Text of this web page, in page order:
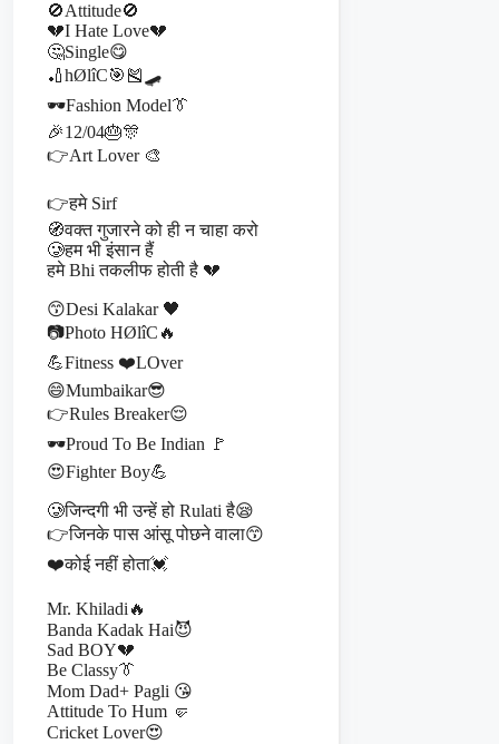
🚫Attitude🚫
💔I Hate Love💔
🤔Single😋
🏏hØlîC🎯🎽🛹
🕶️Fashion Model👔
🎉12/04🎂🎊
👉Art Lover 🎨
👉हमे Sirf
🧭वक्त गुजारने को ही न चाहा करो
🥲हम भी इंसान हैं
हमे Bhi तकलीफ होती है 💔
😙Desi Kalakar 🖤
📷Photo HØlîC🔥
💪Fitness ❤️LOver
😄Mumbaikar😎
👉Rules Breaker😌
🕶️Proud To Be Indian 🚩
😍Fighter Boy💪
🥲जिन्दगी भी उन्हें हो Rulati है😪
👉जिनके पास आंसू पोछने वाला😙
❤️कोई नहीं होता💓
Mr. Khiladi🔥
Banda Kadak Hai😈
Sad BOY💔
Be Classy👔
Mom Dad+ Pagli 😘
Attitude To Hum 🤛
Cricket Lover😍